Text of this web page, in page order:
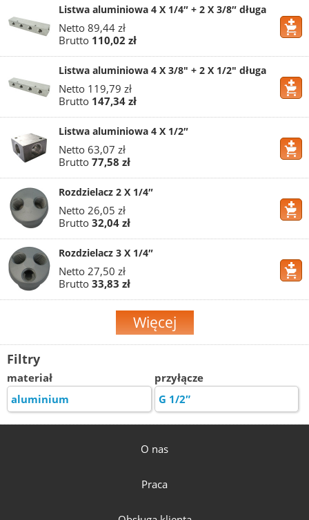
Listwa aluminiowa 4 X 1/4″ + 2 X 3/8″ długa
Netto 89,44 zł
Brutto 110,02 zł
Listwa aluminiowa 4 X 3/8" + 2 X 1/2" długa
Netto 119,79 zł
Brutto 147,34 zł
Listwa aluminiowa 4 X 1/2″
Netto 63,07 zł
Brutto 77,58 zł
Rozdzielacz 2 X 1/4″
Netto 26,05 zł
Brutto 32,04 zł
Rozdzielacz 3 X 1/4″
Netto 27,50 zł
Brutto 33,83 zł
Więcej
Filtry
materiał
aluminium
przyłącze
G 1/2″
O nas
Praca